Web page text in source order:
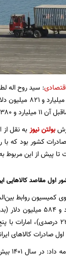
میلیون دلار بیشتر شده است.
بولتن نیوز
از این مربوط به سال ۹۳ با ۵۰ میلیارد و ۵۶۱
اول مقاصد کالاهایی
صادرات کالاهای ایرانی در